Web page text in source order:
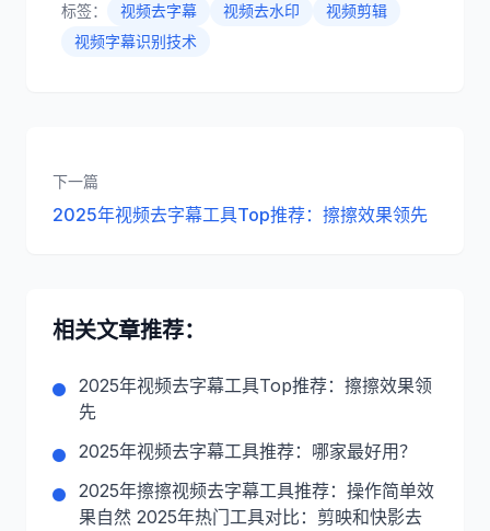
标签： 视频去字幕 视频去水印
视频剪辑
视频字幕识别技术
下一篇
2025年视频去字幕工具Top推荐：擦擦效果领先
相关文章推荐：
2025年视频去字幕工具Top推荐：擦擦效果领
先
2025年视频去字幕工具推荐：哪家最好用？
2025年擦擦视频去字幕工具推荐：操作简单效
果自然 2025年热门工具对比：剪映和快影去